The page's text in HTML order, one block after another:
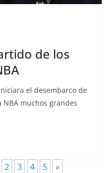
de los
el desembarco de
muchos grandes
2 3 4 5 »